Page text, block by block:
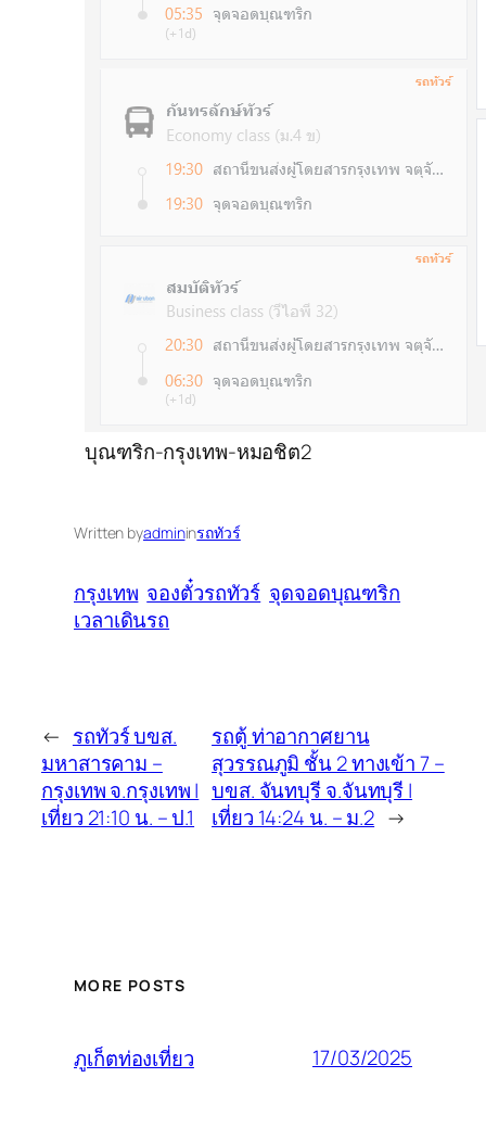
บุณฑริก-กรุงเทพ-หมอชิต2
Written byadmininรถทัวร์
กรุงเทพ จองตั๋วรถทัวร์ จุดจอดบุณฑริก
เวลาเดินรถ
← รถทัวร์ บขส.
มหาสารคาม –
กรุงเทพ จ.กรุงเทพ |
เที่ยว 21:10 น. – ป.1
รถตู้ ท่าอากาศยาน
สุวรรณภูมิ ชั้น 2 ทางเข้า 7 –
บขส. จันทบุรี จ.จันทบุรี |
เที่ยว 14:24 น. – ม.2 →
MORE POSTS
ภูเก็ตท่องเที่ยว 17/03/2025